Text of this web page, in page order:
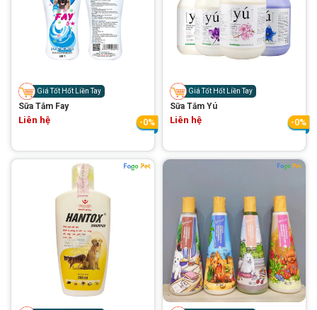
Giá Tốt Hốt Liền Tay
Sữa Tắm Fay
Liên hệ -0%
Giá Tốt Hốt Liền Tay
Sữa Tắm Yú
Liên hệ -0%